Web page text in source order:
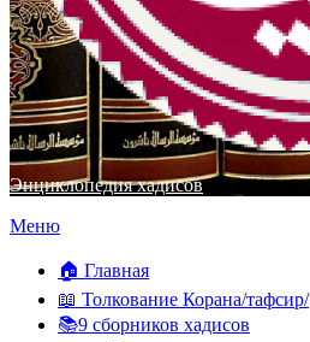
Энциклопедия хадисов
Перейти
содержимому
Меню
🏠 Главная
📖 Толкование Корана/тафсир/
📚9 сборников хадисов